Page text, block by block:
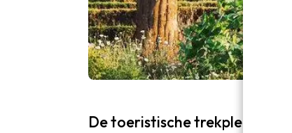
De toeristische trekpleister